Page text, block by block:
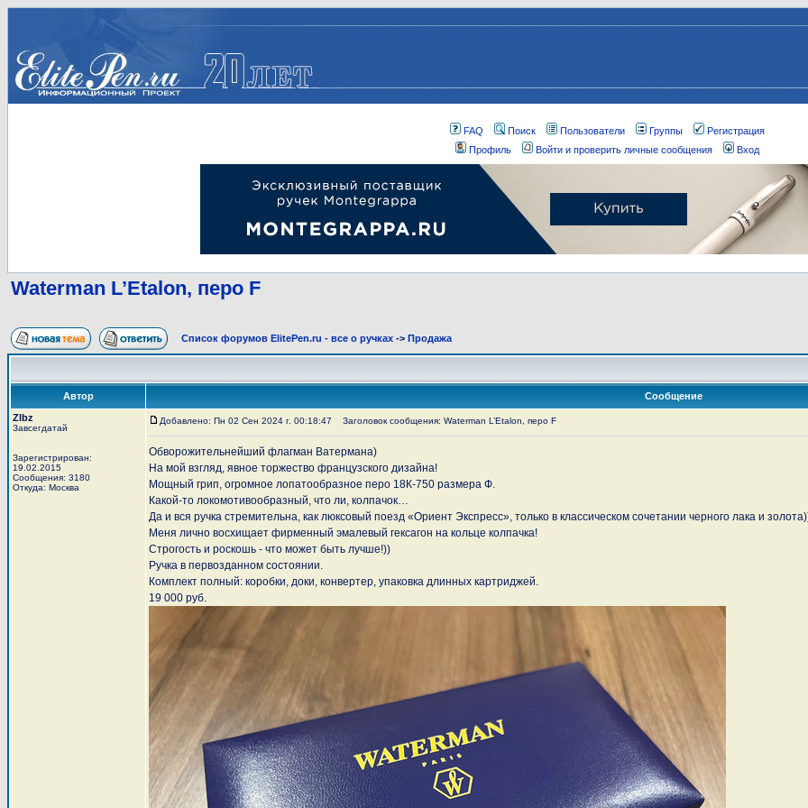
FAQ Поиск Пользователи Группы
Регистрация
Профиль
Войти и проверить личные сообщения Вход
Waterman L’Etalon, перо F
Список форумов ElitePen.ru - все о ручках -> Продажа
Автор
Сообщение
Zlbz
Завсегдатай
Зарегистрирован:
19.02.2015
Сообщения: 3180
Откуда: Москва
Добавлено: Пн 02 Сен 2024 г. 00:18:47 Заголовок сообщения: Waterman L’Etalon, перо F
Обворожительнейший флагман Ватермана)
На мой взгляд, явное торжество французского дизайна!
Мощный грип, огромное лопатообразное перо 18К-750 размера Ф.
Какой-то локомотивообразный, что ли, колпачок…
Да и вся ручка стремительна, как люксовый поезд «Ориент Экспресс», только в классическом сочетании черного лака и
Меня лично восхищает фирменный эмалевый гексагон на кольце колпачка!
Строгость и роскошь - что может быть лучше!))
Ручка в первозданном состоянии.
Комплект полный: коробки, доки, конвертер, упаковка длинных картриджей.
19 000 руб.